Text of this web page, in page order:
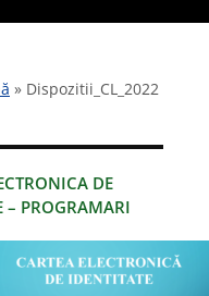
» Dispozitii_CL_2022
DE
– PROGRAMARI